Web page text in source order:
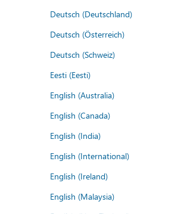
Deutsch (Deutschland)
Deutsch (Österreich)
Deutsch (Schweiz)
Eesti (Eesti)
English (Australia)
English (Canada)
English (India)
English (International)
English (Ireland)
English (Malaysia)